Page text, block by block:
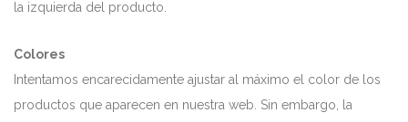
la izquierda del producto.
Colores
Intentamos encarecidamente ajustar al máximo el color de los
productos que aparecen en nuestra web. Sin embargo, la